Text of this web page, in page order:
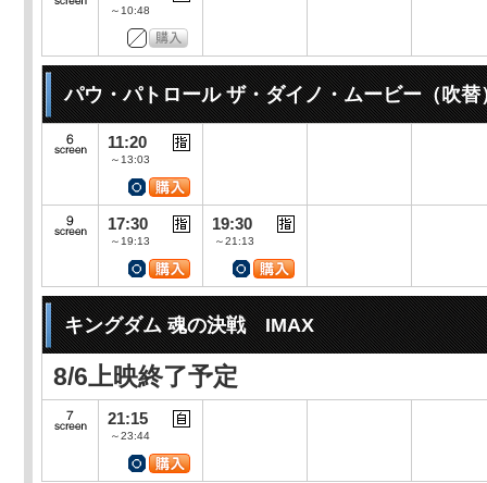
～10:48
パウ・パトロール ザ・ダイノ・ムービー（吹替
11:20
～13:03
17:30
～19:13
19:30
～21:13
キングダム 魂の決戦 IMAX
8/6上映終了予定
21:15
～23:44